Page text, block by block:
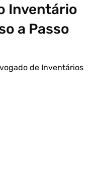
Inventário
a Passo
de Inventários